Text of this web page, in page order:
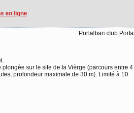
en ligne
Portalban club
sur le site de la Vièrge (parcours entre 4
profondeur maximale de 30 m). Limité à 10